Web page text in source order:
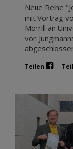
Neue Reihe
mit Vortrag
Morrill an
von
Teilen